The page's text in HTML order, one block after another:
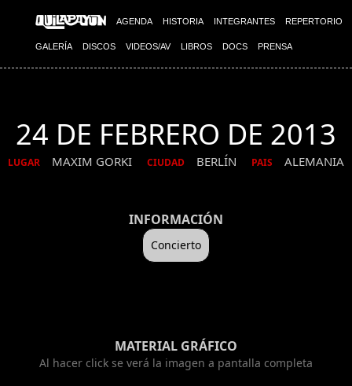
AGENDA HISTORIA INTEGRANTES REPERTORIO
GALERÍA DISCOS VIDEOS/AV LIBROS DOCS PRENSA
24 DE FEBRERO DE 2013
LUGAR MAXIM GORKI CIUDAD BERLÍN PAIS ALEMANIA
INFORMACIÓN
Concierto
MATERIAL GRÁFICO
Al hacer click se verá la imagen a pantalla completa